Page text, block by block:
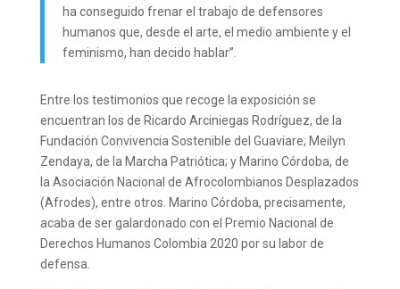
ha conseguido frenar el trabajo de defensores
humanos que, desde el arte, el medio ambiente y el
feminismo, han decido hablar”.
Entre los testimonios que recoge la exposición se
encuentran los de Ricardo Arciniegas Rodríguez, de la
Fundación Convivencia Sostenible del Guaviare; Meilyn
Zendaya, de la Marcha Patriótica; y Marino Córdoba, de
la Asociación Nacional de Afrocolombianos Desplazados
(Afrodes), entre otros. Marino Córdoba, precisamente,
acaba de ser galardonado con el Premio Nacional de
Derechos Humanos Colombia 2020 por su labor de
defensa.